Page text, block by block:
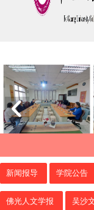
新闻报导 学院公告
佛光人文学报 吴沙